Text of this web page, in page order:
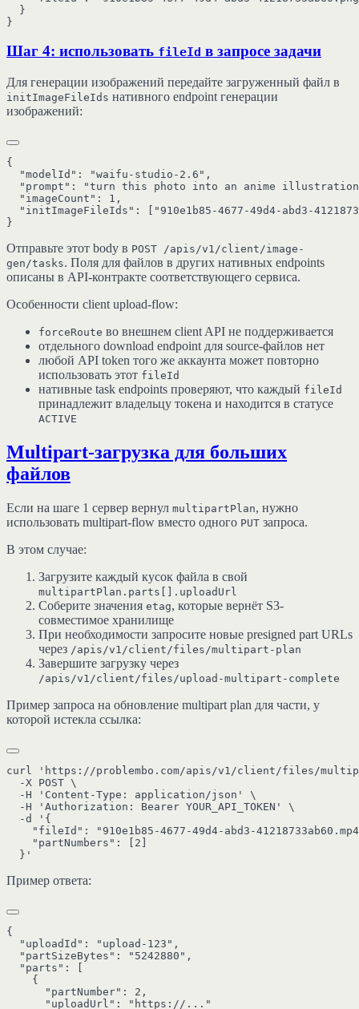
  }
Шаг 4: использовать fileId в запросе задачи
Для генерации изображений передайте загруженный файл в
initImageFileIds нативного endpoint генерации
изображений:
{
  "modelId": "waifu-studio-2.6",
"prompt": "turn this photo into an anime
  "imageCount": 1,
"initImageFileIds": ["910e1b85-4677-49d4-abd3-
Отправьте этот body в POST /apis/v1/client/image-
gen/tasks. Поля для файлов в других нативных endpoints
описаны в API-контракте соответствующего сервиса.
Особенности client upload-flow:
forceRoute во внешнем client API не поддерживается
отдельного download endpoint для source-файлов нет
любой API token того же аккаунта может повторно
использовать этот fileId
нативные task endpoints проверяют, что каждый fileId
принадлежит владельцу токена и находится в статусе
ACTIVE
Multipart-загрузка для больших
файлов
Если на шаге 1 сервер вернул multipartPlan, нужно
использовать multipart-flow вместо одного PUT запроса.
В этом случае:
Загрузите каждый кусок файла в свой
multipartPlan.parts[].uploadUrl
Соберите значения etag, которые вернёт S3-
совместимое хранилище
При необходимости запросите новые presigned part URLs
через /apis/v1/client/files/multipart-plan
Завершите загрузку через
/apis/v1/client/files/upload-multipart-complete
Пример запроса на обновление multipart plan для части, у
которой истекла ссылка:
curl 'https://problembo.com/apis/v1/client/files/
  -X POST \
  -H 'Content-Type: application/json' \
  -H 'Authorization: Bearer YOUR_API_TOKEN' \
  -d '{
"fileId": "910e1b85-4677-49d4-abd3-
    "partNumbers": [2]
Пример ответа:
{
  "uploadId": "upload-123",
  "partSizeBytes": "5242880",
  "parts": [
    {
      "partNumber": 2,
      "uploadUrl": "https://..."